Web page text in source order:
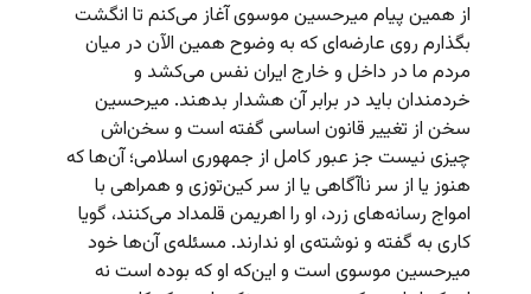
از همین پیام میرحسین موسوی آغاز می‌کنم تا انگشت
بگذارم روی عارضه‌ای که به وضوح همین الآن در میان
مردم ما در داخل و خارج ایران نفس می‌کشد و
خردمندان باید در برابر آن هشدار بدهند. میرحسین
سخن از تغییر قانون اساسی گفته است و سخن‌اش
چیزی نیست جز عبور کامل از جمهوری اسلامی؛ آن‌ها که
هنوز یا از سر ناآگاهی یا از سر کین‌توزی و همراهی با
امواج رسانه‌های زرد، او را اهریمن قلمداد می‌کنند، گویا
کاری به گفته و نوشته‌ی او ندارند. مسئله‌ی آن‌ها خود
میرحسین موسوی است و این‌که او که بوده است نه